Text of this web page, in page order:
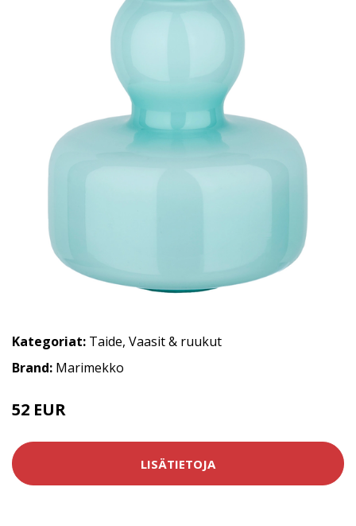
Kategoriat: Taide, Vaasit & ruukut
Brand: Marimekko
52 EUR
LISÄTIETOJA